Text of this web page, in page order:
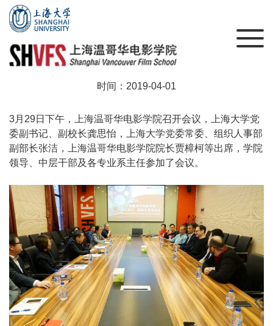
上海温哥华电影学院迎来新领导班子
时间：2019-04-01
3月29日下午，上海温哥华电影学院召开会议，上海大学党
委副书记、副校长龚思怡，上海大学党委常委、组织人事部
副部长张洁，上海温哥华电影学院院长贾樟柯等出席，学院
领导、中层干部及各专业系主任参加了会议。